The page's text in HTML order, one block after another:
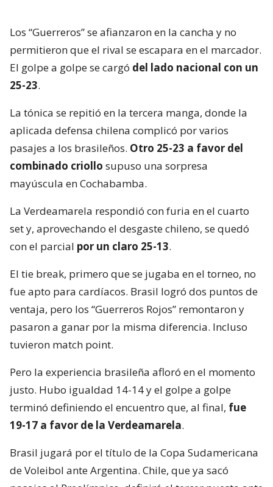
Los “Guerreros” se afianzaron en la cancha y no
permitieron que el rival se escapara en el marcador.
El golpe a golpe se cargó del lado nacional con un
25-23.
La tónica se repitió en la tercera manga, donde la
aplicada defensa chilena complicó por varios
pasajes a los brasileños. Otro 25-23 a favor del
combinado criollo supuso una sorpresa
mayúscula en Cochabamba.
La Verdeamarela respondió con furia en el cuarto
set y, aprovechando el desgaste chileno, se quedó
con el parcial por un claro 25-13.
El tie break, primero que se jugaba en el torneo, no
fue apto para cardíacos. Brasil logró dos puntos de
ventaja, pero los “Guerreros Rojos” remontaron y
pasaron a ganar por la misma diferencia. Incluso
tuvieron match point.
Pero la experiencia brasileña afloró en el momento
justo. Hubo igualdad 14-14 y el golpe a golpe
terminó definiendo el encuentro que, al final, fue
19-17 a favor de la Verdeamarela.
Brasil jugará por el título de la Copa Sudamericana
de Voleibol ante Argentina. Chile, que ya sacó